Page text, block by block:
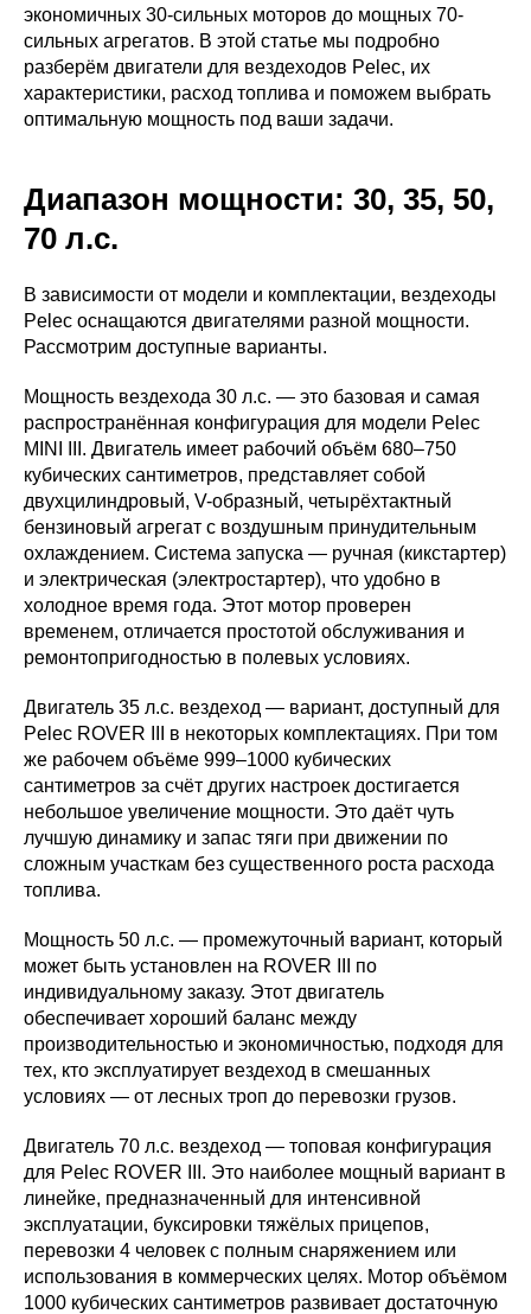
экономичных 30-сильных моторов до мощных 70-
сильных агрегатов. В этой статье мы подробно
разберём двигатели для вездеходов Pelec, их
характеристики, расход топлива и поможем выбрать
оптимальную мощность под ваши задачи.
Диапазон мощности: 30, 35, 50,
70 л.с.
В зависимости от модели и комплектации, вездеходы
Pelec оснащаются двигателями разной мощности.
Рассмотрим доступные варианты.
Мощность вездехода 30 л.с. — это базовая и самая
распространённая конфигурация для модели Pelec
MINI III. Двигатель имеет рабочий объём 680–750
кубических сантиметров, представляет собой
двухцилиндровый, V-образный, четырёхтактный
бензиновый агрегат с воздушным принудительным
охлаждением. Система запуска — ручная (кикстартер)
и электрическая (электростартер), что удобно в
холодное время года. Этот мотор проверен
временем, отличается простотой обслуживания и
ремонтопригодностью в полевых условиях.
Двигатель 35 л.с. вездеход — вариант, доступный для
Pelec ROVER III в некоторых комплектациях. При том
же рабочем объёме 999–1000 кубических
сантиметров за счёт других настроек достигается
небольшое увеличение мощности. Это даёт чуть
лучшую динамику и запас тяги при движении по
сложным участкам без существенного роста расхода
топлива.
Мощность 50 л.с. — промежуточный вариант, который
может быть установлен на ROVER III по
индивидуальному заказу. Этот двигатель
обеспечивает хороший баланс между
производительностью и экономичностью, подходя для
тех, кто эксплуатирует вездеход в смешанных
условиях — от лесных троп до перевозки грузов.
Двигатель 70 л.с. вездеход — топовая конфигурация
для Pelec ROVER III. Это наиболее мощный вариант в
линейке, предназначенный для интенсивной
эксплуатации, буксировки тяжёлых прицепов,
перевозки 4 человек с полным снаряжением или
использования в коммерческих целях. Мотор объёмом
1000 кубических сантиметров развивает достаточную